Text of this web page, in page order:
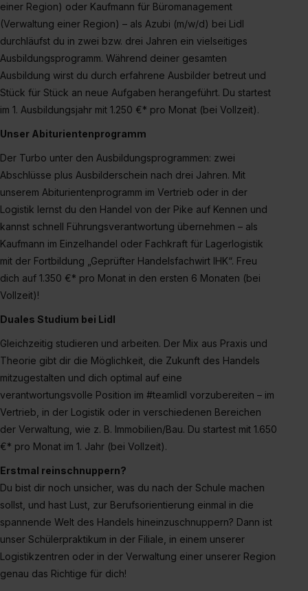
einer Region) oder Kaufmann für Büromanagement
(Verwaltung einer Region) – als Azubi (m/w/d) bei Lidl
durchläufst du in zwei bzw. drei Jahren ein vielseitiges
Ausbildungsprogramm. Während deiner gesamten
Ausbildung wirst du durch erfahrene Ausbilder betreut und
Stück für Stück an neue Aufgaben herangeführt. Du startest
im 1. Ausbildungsjahr mit 1.250 €* pro Monat (bei Vollzeit).
Unser Abiturientenprogramm
Der Turbo unter den Ausbildungsprogrammen: zwei
Abschlüsse plus Ausbilderschein nach drei Jahren. Mit
unserem Abiturientenprogramm im Vertrieb oder in der
Logistik lernst du den Handel von der Pike auf Kennen und
kannst schnell Führungsverantwortung übernehmen – als
Kaufmann im Einzelhandel oder Fachkraft für Lagerlogistik
mit der Fortbildung „Geprüfter Handelsfachwirt IHK“. Freu
dich auf 1.350 €* pro Monat in den ersten 6 Monaten (bei
Vollzeit)!
Duales Studium bei Lidl
Gleichzeitig studieren und arbeiten. Der Mix aus Praxis und
Theorie gibt dir die Möglichkeit, die Zukunft des Handels
mitzugestalten und dich optimal auf eine
verantwortungsvolle Position im #teamlidl vorzubereiten – im
Vertrieb, in der Logistik oder in verschiedenen Bereichen
der Verwaltung, wie z. B. Immobilien/Bau. Du startest mit 1.650
€* pro Monat im 1. Jahr (bei Vollzeit).
Erstmal reinschnuppern?
Du bist dir noch unsicher, was du nach der Schule machen
sollst, und hast Lust, zur Berufsorientierung einmal in die
spannende Welt des Handels hineinzuschnuppern? Dann ist
unser Schülerpraktikum in der Filiale, in einem unserer
Logistikzentren oder in der Verwaltung einer unserer Region
genau das Richtige für dich!